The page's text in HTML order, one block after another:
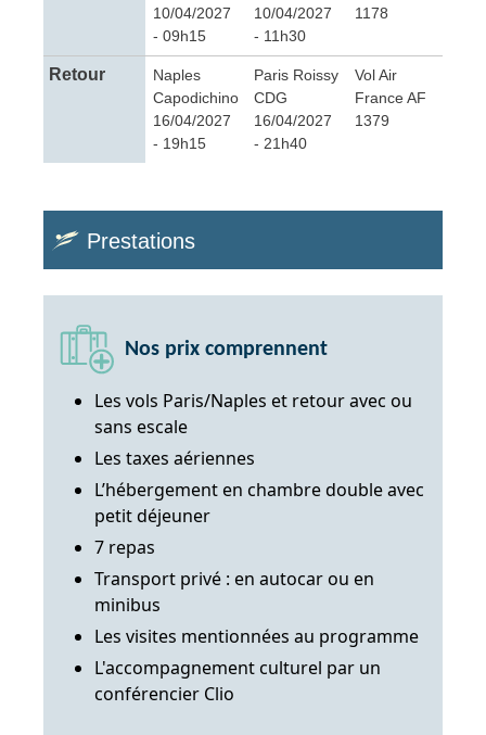
10/04/2027
- 09h15
10/04/2027
- 11h30
1178
Retour
Naples
Capodichino
16/04/2027
- 19h15
Paris Roissy
CDG
16/04/2027
- 21h40
Vol Air
France AF
1379
Prestations
Nos prix comprennent
Les vols Paris/Naples et retour avec ou
sans escale
Les taxes aériennes
L’hébergement en chambre double avec
petit déjeuner
7 repas
Transport privé : en autocar ou en
minibus
Les visites mentionnées au programme
L'accompagnement culturel par un
conférencier Clio